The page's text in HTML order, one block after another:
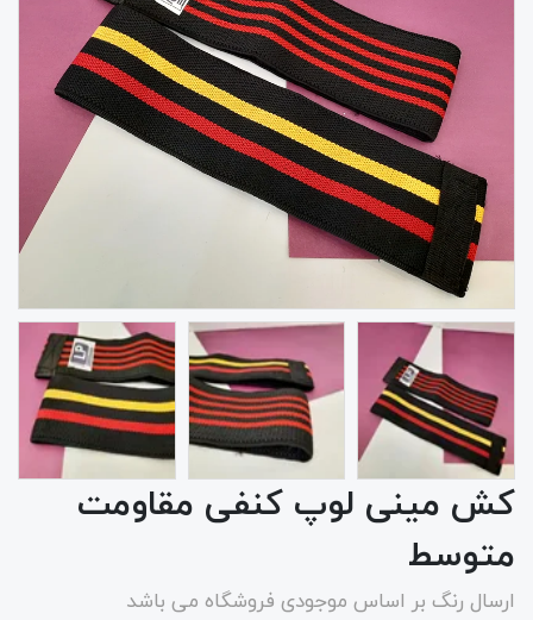
کش مینی لوپ کنفی مقاومت
متوسط
ارسال رنگ بر اساس موجودی فروشگاه می باشد